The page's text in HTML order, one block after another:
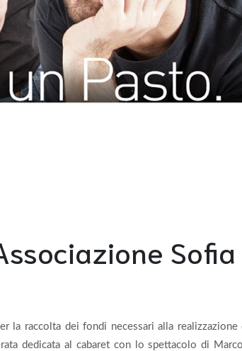
Sofia
la raccolta dei fondi necessari alla realizzazione
dedicata al cabaret con lo spettacolo di